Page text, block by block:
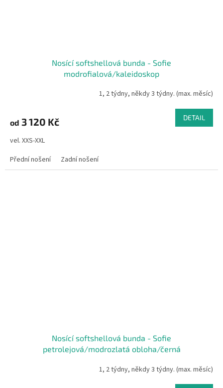
Nosící softshellová bunda - Sofie
modrofialová/kaleidoskop
1, 2 týdny, někdy 3 týdny. (max. měsíc)
od 3 120 Kč DETAIL
vel. XXS-XXL
Přední nošení
Zadní nošení
Nosící softshellová bunda - Sofie
petrolejová/modrozlatá obloha/černá
1, 2 týdny, někdy 3 týdny. (max. měsíc)